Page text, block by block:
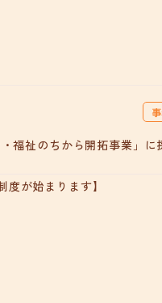
福祉のちから開拓事業」に